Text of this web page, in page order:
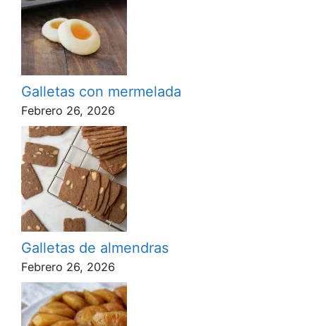
Galletas con mermelada
Febrero 26, 2026
Galletas de almendras
Febrero 26, 2026